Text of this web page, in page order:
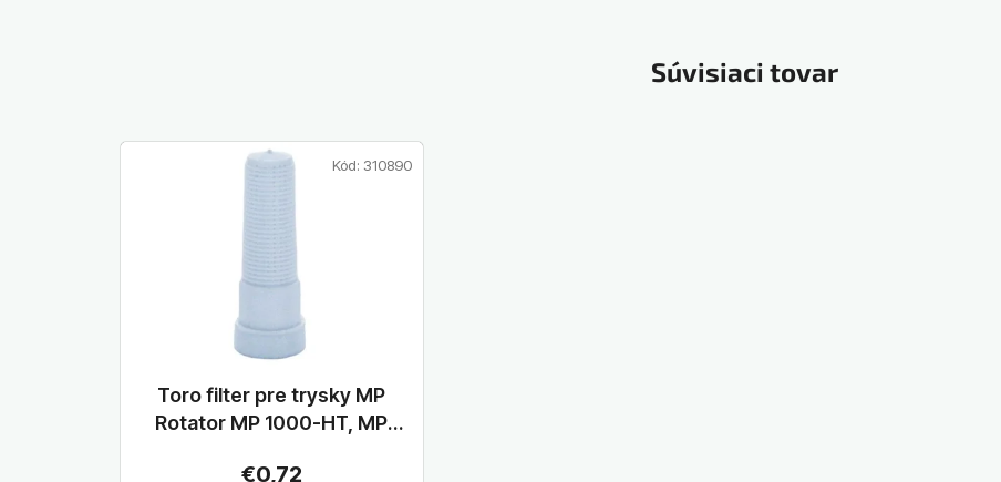
Súvisiaci tovar
Toro filter pre trysky MP
Rotator MP 1000-HT, MP
€0,72
Kód: 310890